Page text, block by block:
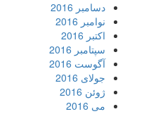
دسامبر 2016
نوامبر 2016
اکتبر 2016
سپتامبر 2016
آگوست 2016
جولای 2016
ژوئن 2016
می 2016